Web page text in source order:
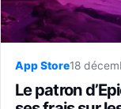
App Store18
Le patron